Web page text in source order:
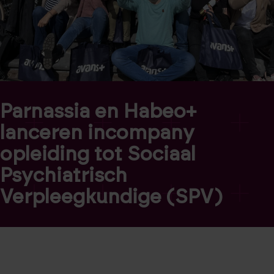
Parnassia en Habeo+
lanceren incompany
opleiding tot Sociaal
Psychiatrisch
Verpleegkundige (SPV)